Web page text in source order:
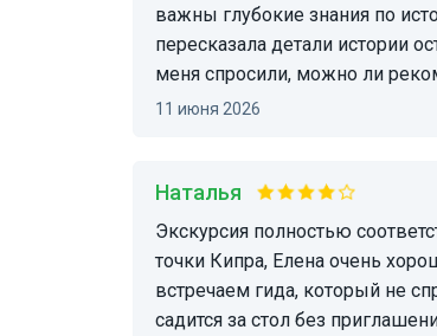
важны глубокие знания по
пересказала детали истории
меня спросили, можно ли
11 июня 2026
Наталья
Экскурсия полностью соответствует описанию, большой плюс, что можно начать из любой
точки Кипра, Елена очень
встречаем гида, который не
садится за стол без